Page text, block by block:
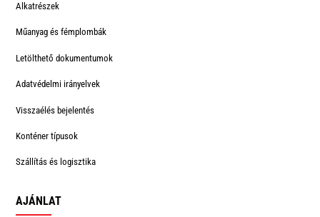
Alkatrészek
Műanyag és fémplombák
Letölthető dokumentumok
Adatvédelmi irányelvek
Visszaélés bejelentés
Konténer típusok
Szállítás és logisztika
AJÁNLAT